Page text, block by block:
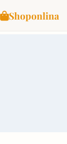
Shoponlina